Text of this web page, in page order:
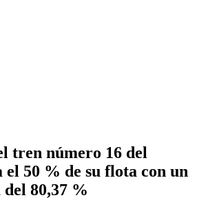
tren número 16 del
50 % de su flota con un
del 80,37 %